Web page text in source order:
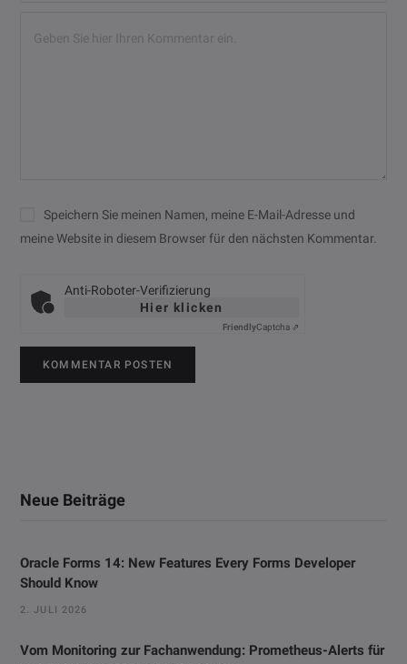
Speichern Sie meinen Namen, meine E-Mail-Adresse und
meine Website in diesem Browser für den nächsten Kommentar.
Anti-Roboter-Verifizierung
Hier klicken
FriendlyCaptcha ⇗
Neue Beiträge
Oracle Forms 14: New Features Every Forms Developer
Should Know
2. JULI 2026
Vom Monitoring zur Fachanwendung: Prometheus-Alerts für